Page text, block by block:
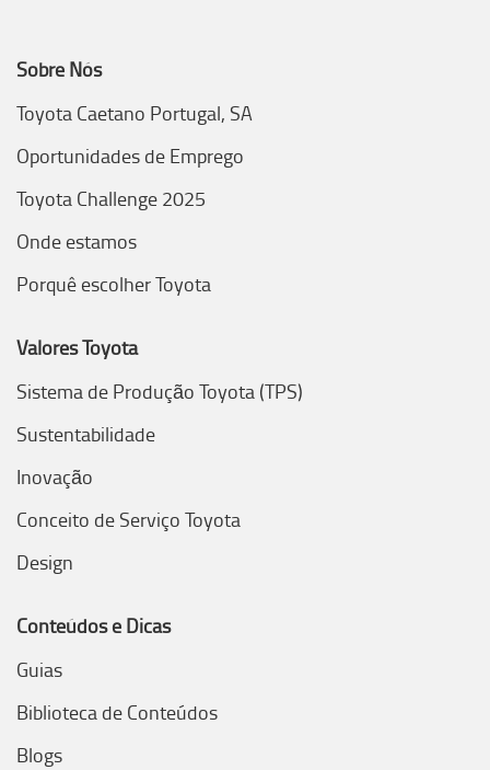
Sobre Nós
Toyota Caetano Portugal, SA
Oportunidades de Emprego
Toyota Challenge 2025
Onde estamos
Porquê escolher Toyota
Valores Toyota
Sistema de Produção Toyota (TPS)
Sustentabilidade
Inovação
Conceito de Serviço Toyota
Design
Conteúdos e Dicas
Guias
Biblioteca de Conteúdos
Blogs